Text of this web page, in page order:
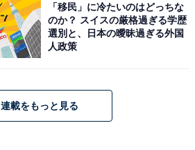
「移民」に冷たいのはどっちな
のか？ スイスの厳格過ぎる学歴
選別と、日本の曖昧過ぎる外国
人政策
連載をもっと見る